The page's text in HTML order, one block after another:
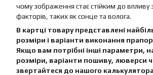
чому зображення стає стійким до впливу
факторів, таких як сонце та волога.
В картці товару представлені
розміри і варіанти виконання
Якщо вам потрібні інші параметри,
розміри, варіанти пошиву, люверси
звертайтеся до нашого